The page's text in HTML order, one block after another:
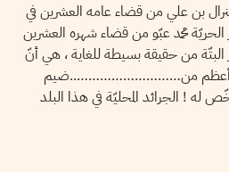
الجنرال بن علي من قضاء عامه العشرين في
الحريّة محمد عبّو من قضاء شهره العشرين
من حقيقة بسيطة للغاية ، هي أنّ
و أعظم من………………………..ضيم
! الجرائد المحليّة في هذا البلد